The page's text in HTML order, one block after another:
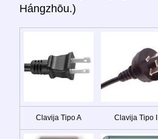
Hángzhōu.)
Clavija Tipo A Clavija Tipo I